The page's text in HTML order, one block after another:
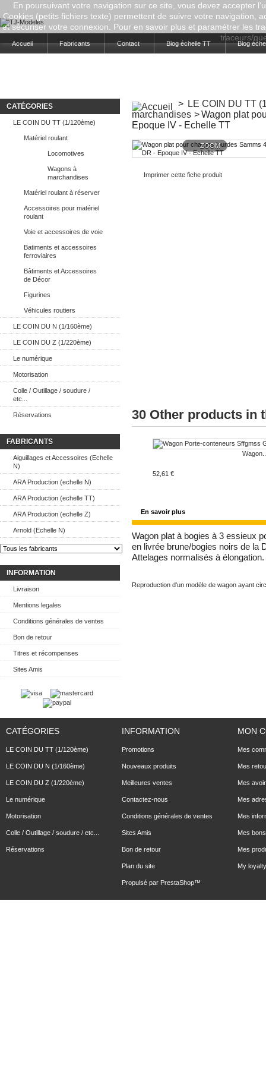
Accueil Fabricants Contact Blog échelle TT Blog
CATÉGORIES
LE COIN DU TT (1/120ème)
Matériel roulant
Locomotives
Wagons à
marchandises
Matériel roulant à réserver
Accessoires pour matériel
roulant
Voie et accessoires de voie
Batiments et accessoires
ferroviaires
Bâtiments et Accessoires
de Décor
Figurines
Véhicules routiers
LE COIN DU N (1/160ème)
LE COIN DU Z (1/220ème)
Le numérique
Motorisation
Colle / Outillage / soudure /
etc...
Réservations
FABRICANTS
Aiguillages et Accessoires (Echelle
N)
ARA Production (echelle N)
ARA Production (echelle TT)
ARA Production (echelle Z)
Arnold (Echelle N)
INFORMATION
Livraison
Mentions legales
Conditions générales de ventes
Bon de retour
Titres et récompenses
Sites Amis
> LE COIN DU TT
marchandises >Wagon plat
Epoque IV - Echelle TT
ZOOM
Imprimer cette fiche produit
30 Other products in
52,61 €
En savoir plus
Wagon plat à bogies à 3 essieux
en livrée brune/bogies noirs de la
Attelages normalisés à élongation.
Reproduction d'un modèle de wagon ayant
CATÉGORIES
LE COIN DU TT (1/120ème)
LE COIN DU N (1/160ème)
LE COIN DU Z (1/220ème)
Le numérique
Motorisation
Colle / Outillage / soudure / etc...
Réservations
INFORMATION
Promotions
Nouveaux produits
Meilleures ventes
Contactez-nous
Conditions générales de ventes
Sites Amis
Bon de retour
Plan du site
Propulsé par PrestaShop™
MON
Mes
Mes
Mes
Mes
Mes
Mes
Mes
My
En poursuivant votre navigation sur ce site, vous devez accepter
Cookies (petits fichiers texte) permettent de suivre votre navigation,
et sécuriser votre connexion. Pour en savoir plus et paramétrer les
traceurs/